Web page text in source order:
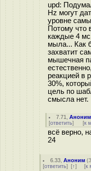
upd:
Hz могут
уровне
Потому что
каждые 4
мыла... Как
захватит
мышечная
реакцией в
30%,
цель по
смысла нет.
7.71 ,Аноним
[ответить] [к
всё верно,
24
6.33 ,Аноним (
[ответить] [↑] [к